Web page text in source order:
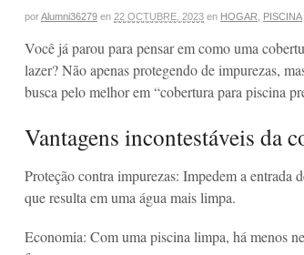
porAlumni36279 en 22 OCTUBRE, 2023 en HOGAR PISCINA
Você já parou para pensar em como uma
lazer? Não apenas protegendo de impurezas,
busca pelo melhor em “cobertura para piscina
Vantagens incontestáveis da
Proteção contra impurezas: Impedem a entrada
que resulta em uma água mais limpa.
Economia: Com uma piscina limpa, há menos